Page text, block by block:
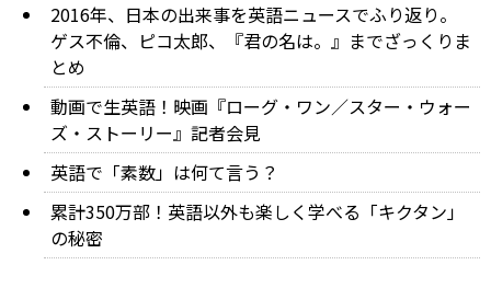
2016年、日本の出来事を英語ニュースでふり返り。
ゲス不倫、ピコ太郎、『君の名は。』までざっくりま
とめ
動画で生英語！映画『ローグ・ワン／スター・ウォー
ズ・ストーリー』記者会見
英語で「素数」は何て言う？
累計350万部！英語以外も楽しく学べる「キクタン」
の秘密